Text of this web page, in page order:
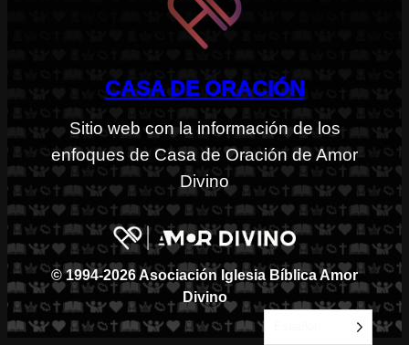
CASA DE ORACIÓN
Sitio web con la información de los
enfoques de Casa de Oración de Amor
Divino
© 1994-2026 Asociación Iglesia Bíblica Amor
Divino